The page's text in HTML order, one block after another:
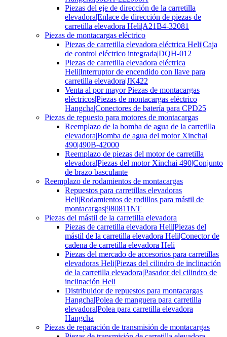
Piezas del eje de dirección de la carretilla
elevadora|Enlace de dirección de piezas de
carretilla elevadora Heli|A21B4-32081
Piezas de montacargas eléctrico
Piezas de carretilla elevadora eléctrica Heli|Caja
de control eléctrico integrada|DQH-012
Piezas de carretilla elevadora eléctrica
Heli|Interruptor de encendido con llave para
carretilla elevadora|JK422
Venta al por mayor Piezas de montacargas
eléctricos|Piezas de montacargas eléctrico
Hangcha|Conectores de batería para CPD25
Piezas de repuesto para motores de montacargas
Reemplazo de la bomba de agua de la carretilla
elevadora|Bomba de agua del motor Xinchai
490|490B-42000
Reemplazo de piezas del motor de carretilla
elevadora|Piezas del motor Xinchai 490|Conjunto
de brazo basculante
Reemplazo de rodamientos de montacargas
Repuestos para carretillas elevadoras
Heli|Rodamientos de rodillos para mástil de
montacargas|980811NT
Piezas del mástil de la carretilla elevadora
Piezas de carretilla elevadora Heli|Piezas del
mástil de la carretilla elevadora Heli|Conector de
cadena de carretilla elevadora Heli
Piezas del mercado de accesorios para carretillas
elevadoras Heli|Piezas del cilindro de inclinación
de la carretilla elevadora|Pasador del cilindro de
inclinación Heli
Distribuidor de repuestos para montacargas
Hangcha|Polea de manguera para carretilla
elevadora|Polea para carretilla elevadora
Hangcha
Piezas de reparación de transmisión de montacargas